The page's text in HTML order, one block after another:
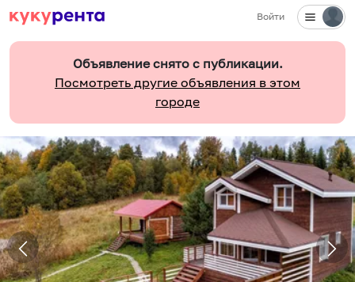
Войти
Объявление снято с публикации.
Посмотреть другие объявления в этом
городе